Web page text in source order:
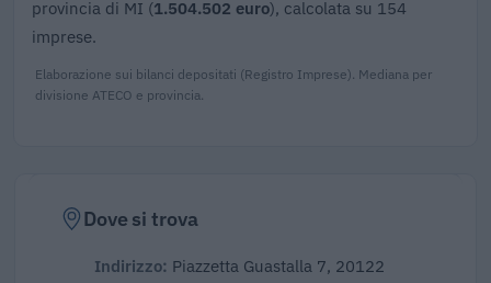
provincia di MI (1.504.502 euro), calcolata su 154
imprese.
Elaborazione sui bilanci depositati (Registro Imprese). Mediana per
divisione ATECO e provincia.
Dove si trova
Indirizzo: Piazzetta Guastalla 7, 20122